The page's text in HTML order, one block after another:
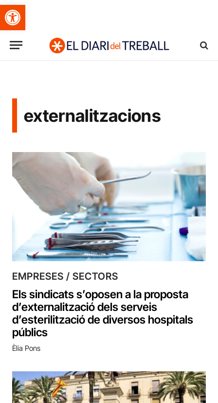
Obre la barra d'eines
externalitzacions
EMPRESES / SECTORS
Els sindicats s’oposen a la proposta
d’externalització dels serveis
d’esterilització de diversos hospitals
públics
Èlia Pons